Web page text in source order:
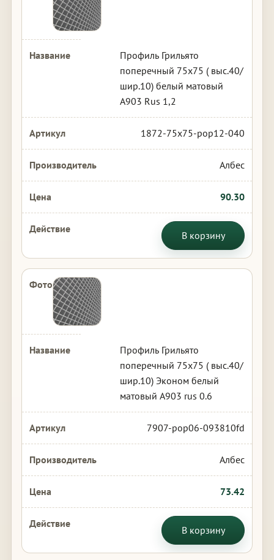
Профиль Грильято
поперечный 75х75 ( выс.40/
шир.10) белый матовый
А903 Rus 1,2
1872-75x75-pop12-040
Албес
90.30
В корзину
Профиль Грильято
поперечный 75х75 ( выс.40/
шир.10) Эконом белый
матовый А903 rus 0.6
7907-pop06-093810fd
Албес
73.42
В корзину